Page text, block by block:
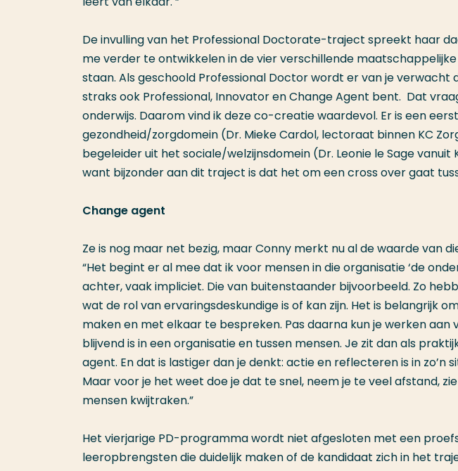
De invulling van het Professional Doctorate-traject spreekt haar
me verder te ontwikkelen in de vier verschillende
staan. Als geschoold Professional Doctor wordt er van je verwacht
straks ook Professional, Innovator en Change Agent bent. Dat
onderwijs. Daarom vind ik deze co-creatie waardevol. Er is een
gezondheid/zorgdomein (Dr. Mieke Cardol, lectoraat binnen KC
begeleider uit het sociale/welzijnsdomein (Dr. Leonie le Sage
want bijzonder aan dit traject is dat het om een cross over gaat
Change agent
Ze is nog maar net bezig, maar Conny merkt nu al de waarde van
“Het begint er al mee dat ik voor mensen in die organisatie ‘de
achter, vaak impliciet. Die van buitenstaander bijvoorbeeld. Zo
wat de rol van ervaringsdeskundige is of kan zijn. Het is belangrijk
maken en met elkaar te bespreken. Pas daarna kun je werken
blijvend is in een organisatie en tussen mensen. Je zit dan als
agent. En dat is lastiger dan je denkt: actie en reflecteren is in zo’n
Maar voor je het weet doe je dat te snel, neem je te veel afstand,
mensen kwijtraken.”
Het vierjarige PD-programma wordt niet afgesloten met een
leeropbrengsten die duidelijk maken of de kandidaat zich in het